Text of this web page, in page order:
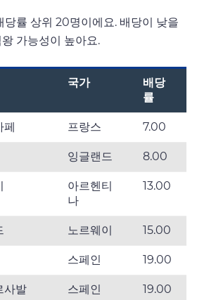
당률 상위 20명이에요. 배당이 낮을
가능성이 높아요.
국가
배당
률
페 프랑스 7.00
잉글랜드 8.00
아르헨티
나
13.00
노르웨이 15.00
스페인 19.00
사발 스페인 19.00